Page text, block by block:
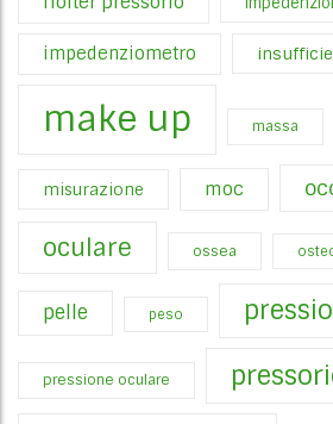
impedenziometro
make up massa
misurazione moc
oculare ossea
pelle peso
pressione oculare